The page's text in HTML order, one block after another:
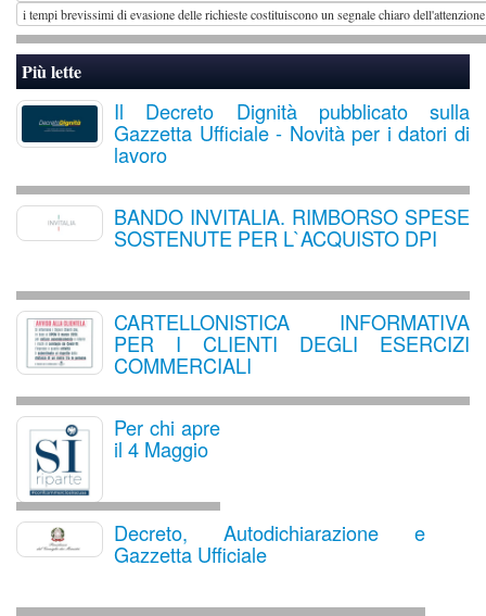
i tempi brevissimi di evasione delle richieste costituiscono un segnale chiaro
Più lette
Il Decreto Dignità pubblicato sulla
Gazzetta Ufficiale - Novità per i datori di
lavoro
BANDO INVITALIA. RIMBORSO SPESE
SOSTENUTE PER L`ACQUISTO DPI
CARTELLONISTICA INFORMATIVA
PER I CLIENTI DEGLI ESERCIZI
COMMERCIALI
Per chi apre
il 4 Maggio
Decreto, Autodichiarazione e
Gazzetta Ufficiale